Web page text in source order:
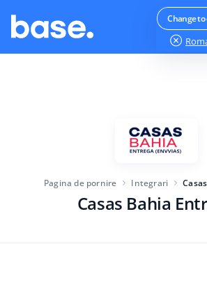
Change to
Manager produs
Pentru startup-urile
Pagina de pornire Integrari
Casas Bahia